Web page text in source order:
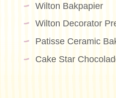
Wilton Bakpapier
Wilton Decorator
Patisse Ceramic
Cake Star